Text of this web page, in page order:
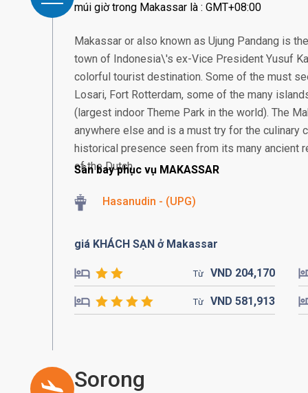
múi giờ trong Makassar là : GMT+08:00
Makassar or also known as Ujung Pandang is
town of Indonesia\'s ex-Vice President Yusuf
colorful tourist destination. Some of the must
Losari, Fort Rotterdam, some of the many
(largest indoor Theme Park in the world). The
anywhere else and is a must try for the culinary
historical presence seen from its many ancient
of the Dutch.
Sân bay phục vụ MAKASSAR
Hasanudin - (UPG)
giá KHÁCH SẠN ở Makassar
Từ VND 204,170
Từ VND 581,913
Sorong